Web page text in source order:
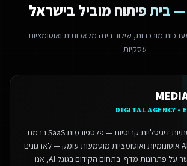
בית פיתוח מוביל בישראל
מורכבות, שילוב בינה מלאכותית ואוטומציות
עסקיות
DIGITAL AGENCY •
בונה תשתיות דיגיטליות קריטיות — פלטפורמות SaaS ברמת
פרודקשן, מערכות AI אוטונומיות ואוטומציות מוטמעות עומק — לארגונים
על פתרונות מדף.
בתחום הקידום בגוגל AI, אנו